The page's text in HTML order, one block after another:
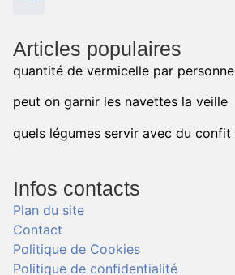
Articles populaires
quantité de vermicelle par personne
peut on garnir les navettes la veille
quels légumes servir avec du confit
Infos contacts
Plan du site
Contact
Politique de Cookies
Politique de confidentialité